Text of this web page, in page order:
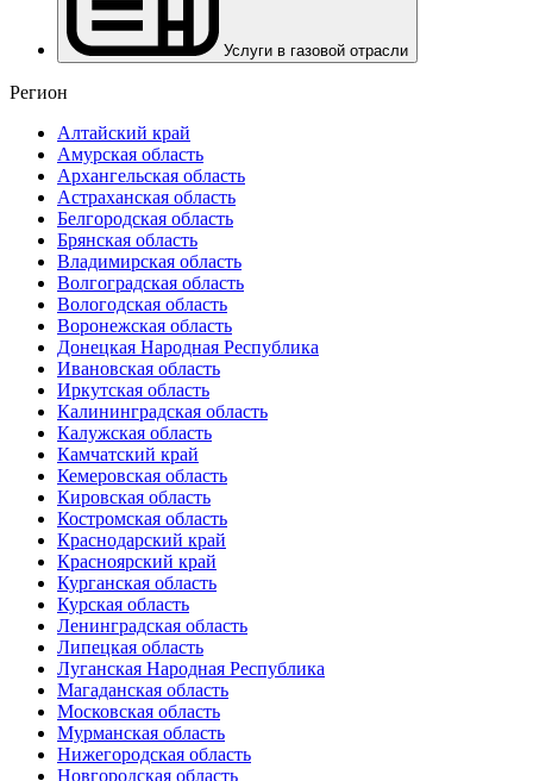
Услуги в газовой отрасли
Регион
Алтайский край
Амурская область
Архангельская область
Астраханская область
Белгородская область
Брянская область
Владимирская область
Волгоградская область
Вологодская область
Воронежская область
Донецкая Народная Республика
Ивановская область
Иркутская область
Калининградская область
Калужская область
Камчатский край
Кемеровская область
Кировская область
Костромская область
Краснодарский край
Красноярский край
Курганская область
Курская область
Ленинградская область
Липецкая область
Луганская Народная Республика
Магаданская область
Московская область
Мурманская область
Нижегородская область
Новгородская область